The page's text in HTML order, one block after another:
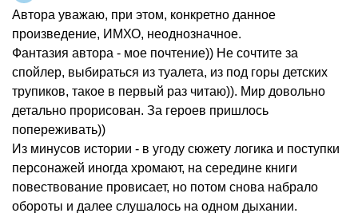
Автора уважаю, при этом, конкретно данное
произведение, ИМХО, неоднозначное.
Фантазия автора - мое почтение)) Не сочтите за
спойлер, выбираться из туалета, из под горы детских
трупиков, такое в первый раз читаю)). Мир довольно
детально прорисован. За героев пришлось
попереживать))
Из минусов истории - в угоду сюжету логика и поступки
персонажей иногда хромают, на середине книги
повествование провисает, но потом снова набрало
обороты и далее слушалось на одном дыхании.